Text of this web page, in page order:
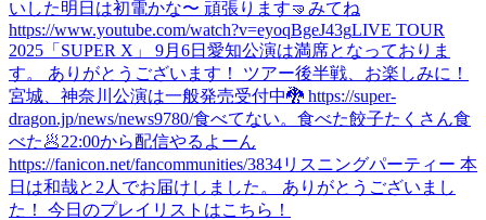
いした明日は初電かな〜 頑張ります🤜 みてね
https://www.youtube.com/watch?v=eyoqBgeJ43gLIVE TOUR
2025「SUPER X」 9月6日愛知公演は満席となっておりま
す。 ありがとうございます！ ツアー後半戦、お楽しみに！
宮城、神奈川公演は一般発売受付中🐉 https://super-
dragon.jp/news/news9780/食べてない。 食べた餃子たくさん食
べた🥟22:00から配信やるよーん
https://fanicon.net/fancommunities/3834リスニングパーティー 本
日は和哉と2人でお届けしました。 ありがとうございまし
た！ 今日のプレイリストはこちら！